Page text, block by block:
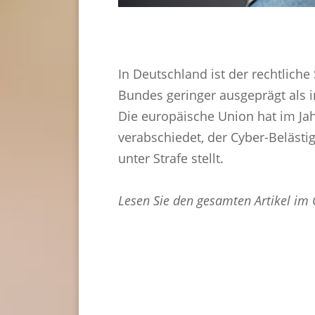
In Deutschland ist der
Bundes geringer ausgeprägt als
Die europäische Union hat im
verabschiedet, der Cyber-
unter Strafe stellt.
Lesen Sie den gesamten Artikel